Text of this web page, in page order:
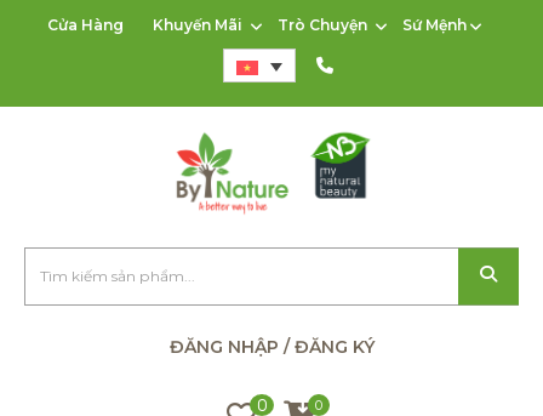
Cửa Hàng Khuyến Mãi Trò Chuyện Sứ Mệnh
ĐĂNG NHẬP / ĐĂNG KÝ
0 0